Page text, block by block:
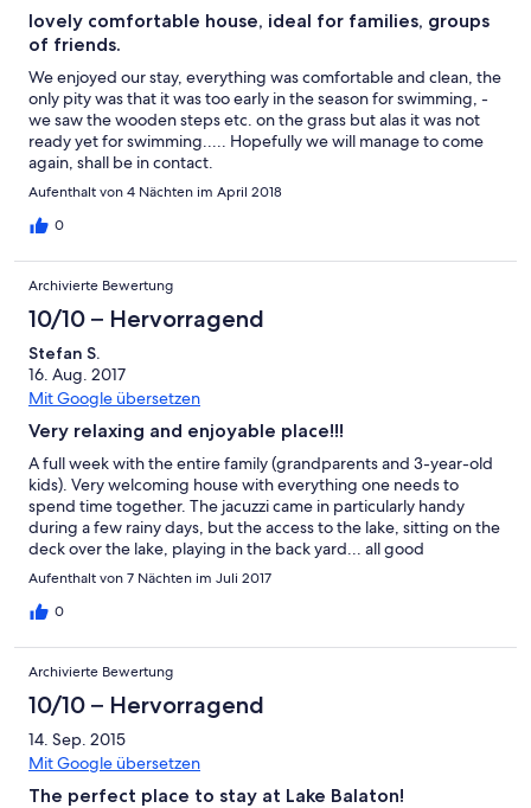
lovely comfortable house, ideal for families, groups
of friends.
We enjoyed our stay, everything was comfortable and clean, the
only pity was that it was too early in the season for swimming, -
we saw the wooden steps etc. on the grass but alas it was not
ready yet for swimming..... Hopefully we will manage to come
again, shall be in contact.
Aufenthalt von 4 Nächten im April 2018
0
Archivierte Bewertung
10/10 – Hervorragend
Stefan S.
16. Aug. 2017
Mit Google übersetzen
Very relaxing and enjoyable place!!!
A full week with the entire family (grandparents and 3-year-old
kids). Very welcoming house with everything one needs to
spend time together. The jacuzzi came in particularly handy
during a few rainy days, but the access to the lake, sitting on the
deck over the lake, playing in the back yard... all good
memories. Thanks to the owners and the local
recommend and would do it again.
Aufenthalt von 7 Nächten im Juli 2017
0
Archivierte Bewertung
10/10 – Hervorragend
14. Sep. 2015
Mit Google übersetzen
The perfect place to stay at Lake Balaton!